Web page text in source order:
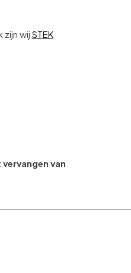
zijn wij STEK
van